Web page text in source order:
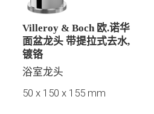
Villeroy & Boch 欧.诺华
面盆龙头 带提拉式去水,
镀铬
浴室龙头
50 x 150 x 155 mm